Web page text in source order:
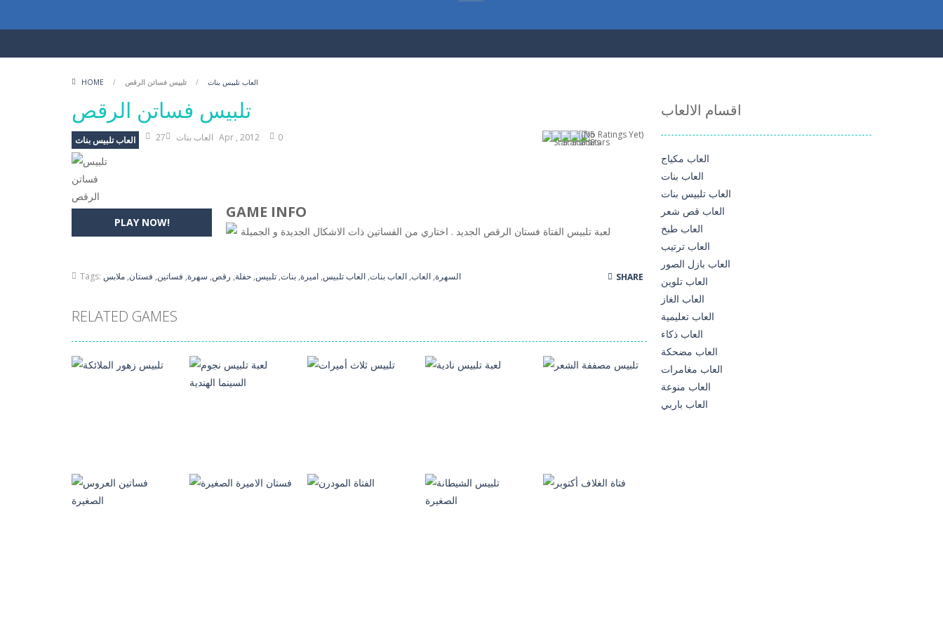
HOME / العاب تلبيس بنات / تلبيس فساتن الرقص
تلبيس فساتن الرقص
(No Ratings Yet) العاب تلبيس بنات العاب بنات 27 Apr , 2012 0
PLAY NOW!
GAME INFO
لعبة تلبيس الفتاة فستان الرقص الجديد . اختاري من الفساتين ذات الاشكال الجديدة و الجميلة
Tags: السهرة, العاب, العاب بنات, العاب تلبيس, اميرة, بنات, تلبيس, حفلة, رقص, سهرة, فساتين, فستان, ملابس SHARE
RELATED GAMES
اقسام الالعاب
العاب مكياج
العاب بنات
العاب تلبيس بنات
العاب قص شعر
العاب طبخ
العاب ترتيب
العاب بازل الصور
العاب تلوين
العاب الغاز
العاب تعليمية
العاب ذكاء
العاب مضحكة
العاب مغامرات
العاب منوعة
العاب باربي